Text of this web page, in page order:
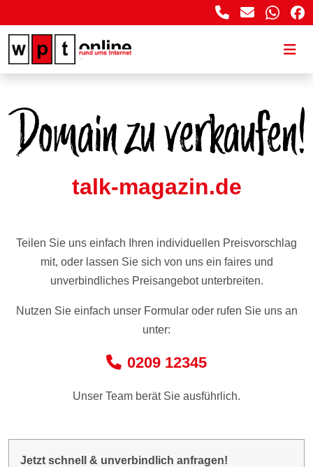
talk-magazin.de
Teilen Sie uns einfach Ihren individuellen Preisvorschlag
mit, oder lassen Sie sich von uns ein faires und
unverbindliches Preisangebot unterbreiten.
Nutzen Sie einfach unser Formular oder rufen Sie uns an
unter:
0209 12345
Unser Team berät Sie ausführlich.
Jetzt schnell & unverbindlich anfragen!